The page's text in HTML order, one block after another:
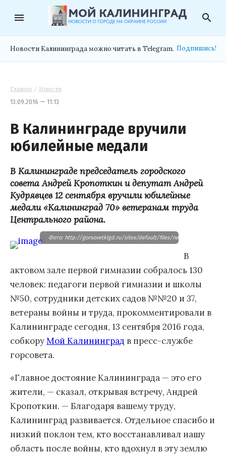
menu search
Новости Калининграда можно читать в Telegram. Подпишись!
Главная / Новости
13.09.2016 — 11:13
В Калининграде вручили
юбилейные медали
В Калининградепредседатель городского
совета Андрей Кропоткин и депутат Андрей
Кудрявцев 12 сентября вручили юбилейные
медали «Калининград 70» ветеранам труда
Центрального района.
Фото: http://gorsovetklgd.ru/sites/default/files/news/img_7243.jpg
В
актовом зале первой гимназии собралось 130
человек: педагоги первой гимназии и школы
№50, сотрудники детских садов №№20 и 37,
ветераны войны и труда, прокомментировали в
Калининграде сегодня, 13 сентября 2016 года,
собкоруМой Калининград в пресс-службе
горсовета.
«Главное достояние Калининграда — это его
жители, — сказал, открывая встречу, Андрей
Кропоткин. — Благодаря вашему труду,
Калининград развивается. Отдельное спасибо и
низкий поклон тем, кто восстанавливал нашу
область после войны, кто вдохнул в эту землю